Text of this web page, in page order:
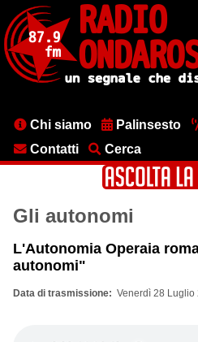
contenuto
principale
MenuChi siamo Palinsesto
Contatti
Cerca
Gli autonomi
L'Autonomia Operaia
autonomi"
Data di trasmissione Venerdì 28 Luglio